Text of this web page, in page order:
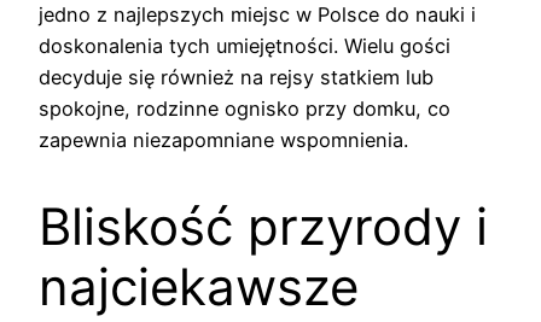
jedno z najlepszych miejsc w Polsce do nauki i
doskonalenia tych umiejętności. Wielu gości
decyduje się również na rejsy statkiem lub
spokojne, rodzinne ognisko przy domku, co
zapewnia niezapomniane wspomnienia.
Bliskość przyrody i
najciekawsze